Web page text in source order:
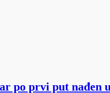
po prvi put nađen